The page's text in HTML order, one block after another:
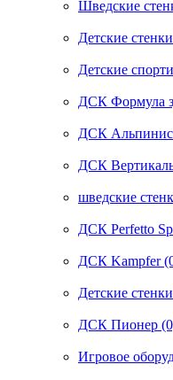
Шведские
Детские
Детские
ДСК Формула
ДСК
ДСК
шведские
ДСК Perfetto
ДСК Kampfer
Детские
ДСК Пионер
Игровое